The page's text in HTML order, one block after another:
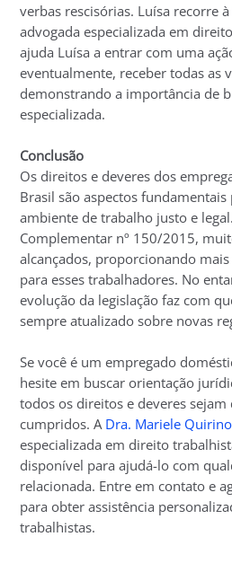
verbas rescisórias. Luísa recorre à
advogada especializada em
ajuda Luísa a entrar com uma
eventualmente, receber todas as
demonstrando a importância de
especializada.
Conclusão
Os direitos e deveres dos
Brasil são aspectos
ambiente de trabalho justo e
Complementar nº 150/2015,
alcançados, proporcionando
para esses trabalhadores. No
evolução da legislação faz com
sempre atualizado sobre novas
Se você é um empregado
hesite em buscar orientação
todos os direitos e deveres
cumpridos. A Dra. Mariele Quirino
especializada em direito
disponível para ajudá-lo com
relacionada. Entre em contato e
para obter assistência
trabalhistas.